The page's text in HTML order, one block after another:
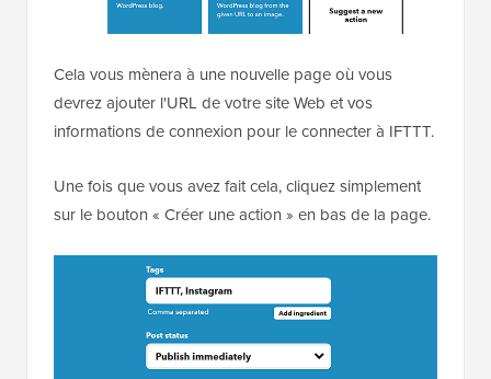
Cela vous mènera à une nouvelle page où vous
devrez ajouter l'URL de votre site Web et vos
informations de connexion pour le connecter à IFTTT.
Une fois que vous avez fait cela, cliquez simplement
sur le bouton « Créer une action » en bas de la page.